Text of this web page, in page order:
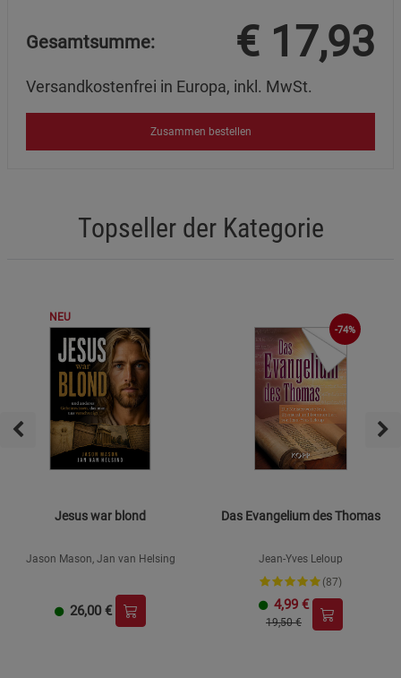
Gesamtsumme: € 17,93
Versandkostenfrei in Europa, inkl. MwSt.
Zusammen bestellen
Topseller der Kategorie
NEU
Jesus war blond
Jason Mason, Jan van Helsing
26,00 €
-74%
Das Evangelium des Thomas
Jean-Yves Leloup
(87)
4,99 €
19,50 €